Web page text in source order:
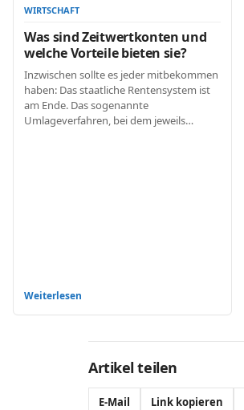
WIRTSCHAFT
Was sind Zeitwertkonten und
welche Vorteile bieten sie?
Inzwischen sollte es jeder mitbekommen
haben: Das staatliche Rentensystem ist
am Ende. Das sogenannte
Umlageverfahren, bei dem jeweils…
Weiterlesen
Artikel teilen
E-Mail Link kopieren